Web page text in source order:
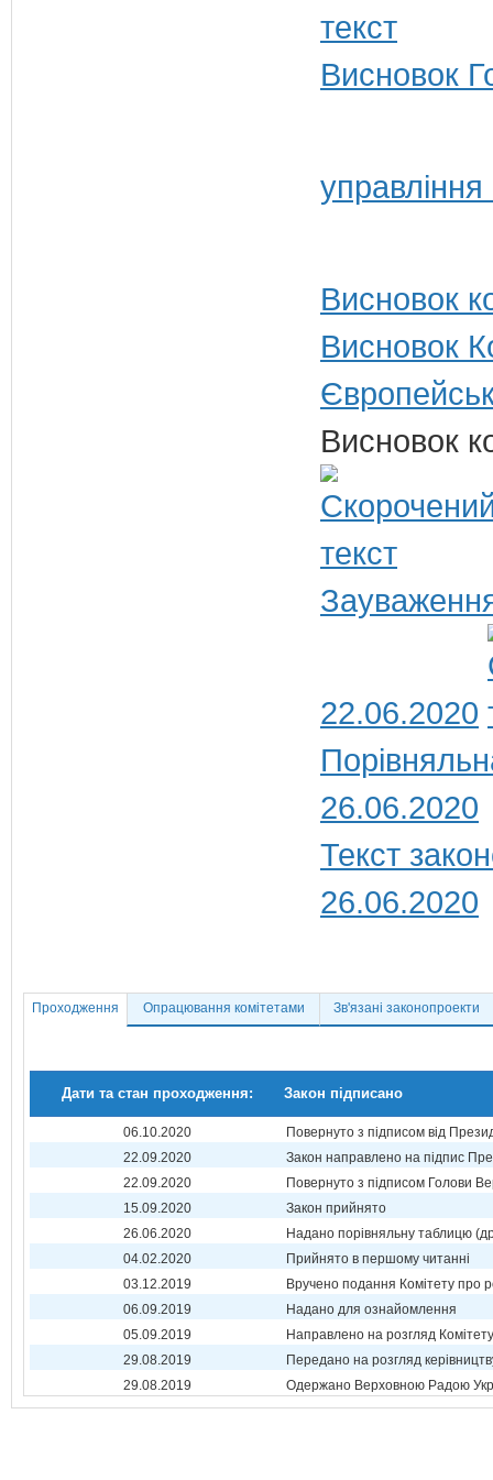
Висновок
Висновок
Висновок
Висновок
22.06.2020
26.06.2020
Текст
26.06.2020
Проходження Опрацювання комітетами Зв'язані законопроекти
Дати та стан проходження: Закон підписано
06.10.2020
Повернуто з підписом від
22.09.2020
Закон направлено на підпис
22.09.2020
Повернуто з підписом Голови
15.09.2020
Закон прийнято
26.06.2020
Надано порівняльну таблицю
04.02.2020
Прийнято в першому читанні
03.12.2019
Вручено подання Комітету про
06.09.2019
Надано для ознайомлення
05.09.2019
Направлено на розгляд Комітету
29.08.2019
Передано на розгляд
29.08.2019
Одержано Верховною Радою